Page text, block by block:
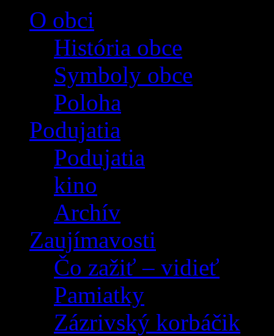
O obci
História obce
Symboly obce
Poloha
Podujatia
Podujatia
kino
Archív
Zaujímavosti
Čo zažiť – vidieť
Pamiatky
Zázrivský korbáčik